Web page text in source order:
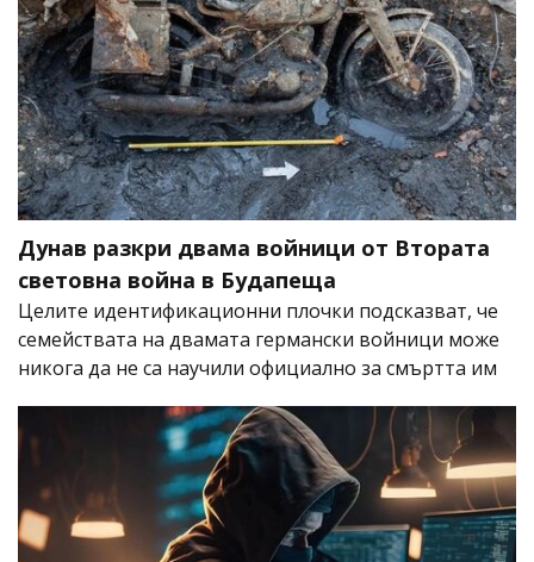
Дунав разкри двама войници от Втората
световна война в Будапеща
Целите идентификационни плочки подсказват, че
семействата на двамата германски войници може
никога да не са научили официално за смъртта им